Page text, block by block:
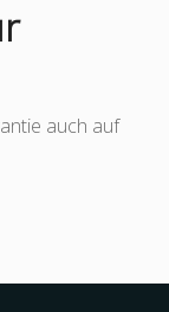
auch auf